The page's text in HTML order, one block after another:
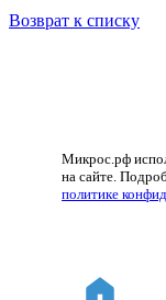
Возврат к списку
Микрос.рф
на сайте.
политике